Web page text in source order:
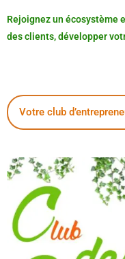
Rejoignez un écosystème
des clients, développer
Votre club